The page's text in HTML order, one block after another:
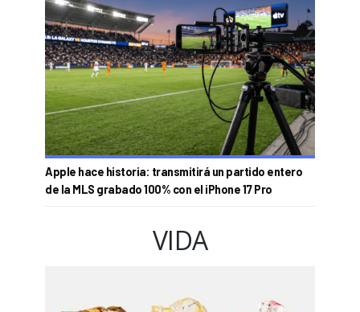
Apple hace historia: transmitirá un partido entero
de la MLS grabado 100% con el iPhone 17 Pro
VIDA